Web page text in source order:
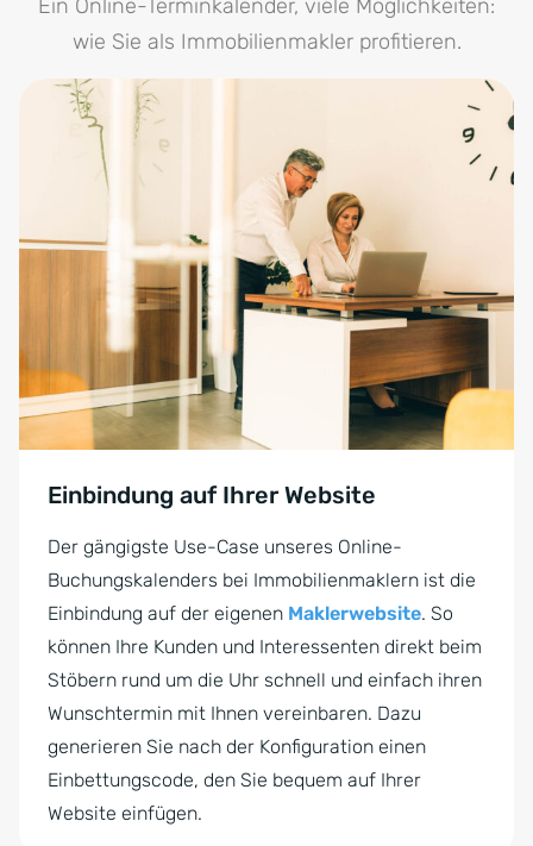
Ein Online-Terminkalender, viele Möglichkeiten:
wie Sie als Immobilienmakler profitieren.
Einbindung auf Ihrer Website
Der gängigste Use-Case unseres Online-
Buchungskalenders bei Immobilienmaklern ist die
Einbindung auf der eigenen Maklerwebsite. So
können Ihre Kunden und Interessenten direkt beim
Stöbern rund um die Uhr schnell und einfach ihren
Wunschtermin mit Ihnen vereinbaren. Dazu
generieren Sie nach der Konfiguration einen
Einbettungscode, den Sie bequem auf Ihrer
Website einfügen.